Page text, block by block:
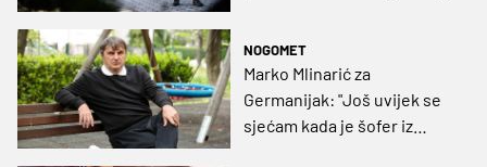
NOGOMET
Marko Mlinarić za
Germanijak: "Još uvijek se
sjećam kada je šofer iz